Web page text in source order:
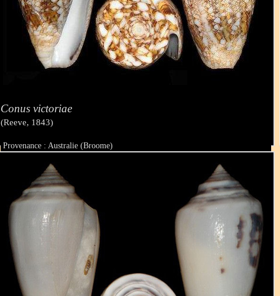
Conus victoriae
(Reeve, 1843)
Provenance : Australie (Broome)
Taille : 42.3 mm